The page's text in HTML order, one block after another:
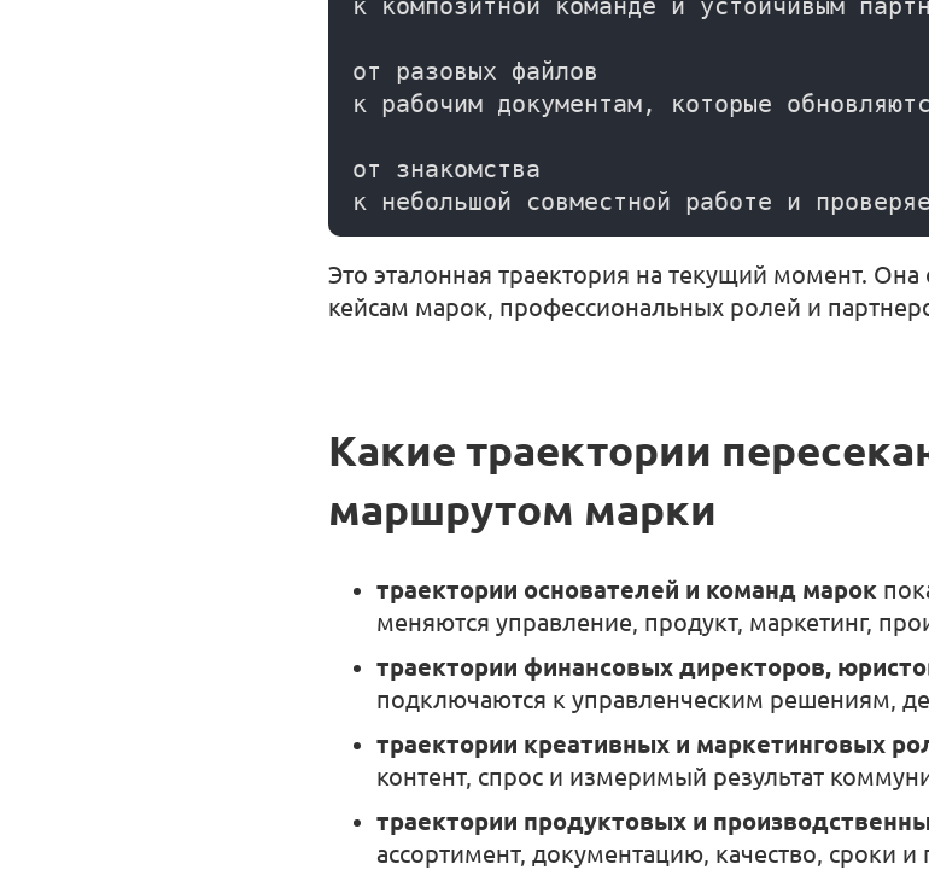
к композитной команде и устойчивым
от разовых файлов
к рабочим документам, которые
от знакомства
Это эталонная траектория на текущий момент.
кейсам марок, профессиональных ролей и
Какие траектории
маршрутом марки
траектории основателей и команд марок
меняются управление, продукт, маркетинг,
траектории финансовых директоров,
подключаются к управленческим решениям,
траектории креативных и маркетинговых
контент, спрос и измеримый результат
траектории продуктовых и
ассортимент, документацию, качество, сроки